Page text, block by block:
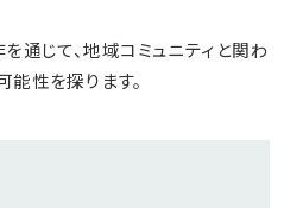
通じて、地域コミュニティと関わ
性を探ります。